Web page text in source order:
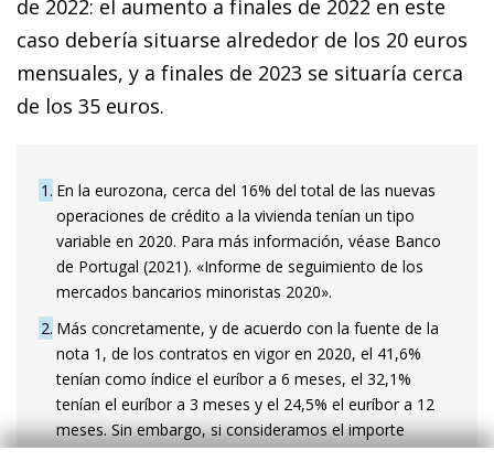
de 2022: el aumento a finales de 2022 en este
caso debería situarse alrededor de los 20 euros
mensuales, y a finales de 2023 se situaría cerca
de los 35 euros.
1 En la eurozona, cerca del 16% del total de las nuevas
operaciones de crédito a la vivienda tenían un tipo
variable en 2020. Para más información, véase Banco
de Portugal (2021). «Informe de seguimiento de los
mercados bancarios minoristas 2020».
2 Más concretamente, y de acuerdo con la fuente de la
nota 1, de los contratos en vigor en 2020, el 41,6%
tenían como índice el euríbor a 6 meses, el 32,1%
tenían el euríbor a 3 meses y el 24,5% el euríbor a 12
meses. Sin embargo, si consideramos el importe
adeudado, el euríbor a 12 meses tenía mayor